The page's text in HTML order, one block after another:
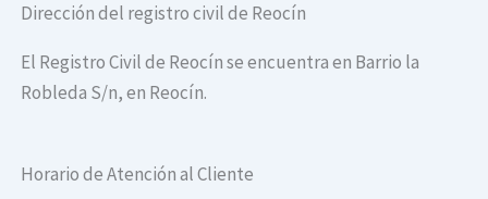
Dirección del registro civil de Reocín
El Registro Civil de Reocín se encuentra en Barrio la
Robleda S/n, en Reocín.
Horario de Atención al Cliente